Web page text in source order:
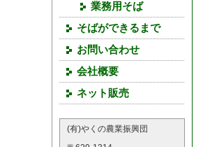
業務用そば
そばができるまで
お問い合わせ
会社概要
ネット販売
(有)やくの農業振興団